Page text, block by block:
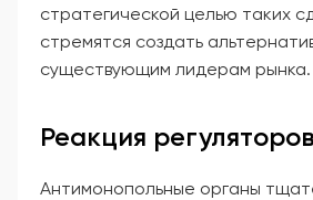
стратегической целью таких
стремятся создать
существующим лидерам рынка.
Реакция регуляторов
Антимонопольные органы